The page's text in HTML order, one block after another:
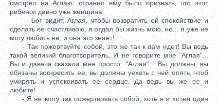
смотрел на Аглаю: странно ему было признать, что этот
ребенок давно уже женщина.
- Бог видит, Аглая, чтобы возвратить ей спокойствие и
сделать ее счастливою, я отдал бы жизнь мою, но... я уже не
могу любить ее, и она это знает!
- Так пожертвуйте собой, это же так к вам идет! Вы ведь
такой великий благотворитель. И не говорите мне "Аглая"...
Вы и давеча сказали мне просто: "Аглая"... Вы должны, вы
обязаны воскресить ее, вы должны уехать с ней опять, чтоб
умирять и успокоивать ее сердце. Да ведь вы же ее и
любите!
- Я не могу так пожертвовать собой, хоть я и хотел один